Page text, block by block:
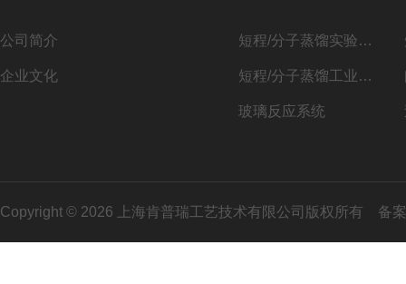
公司简介
企业文化
短程/分子蒸馏实验系列
短程/分子蒸馏工业化系列
玻璃反应系统
Copyright © 2026 上海肯普瑞工艺技术有限公司版权所有 备